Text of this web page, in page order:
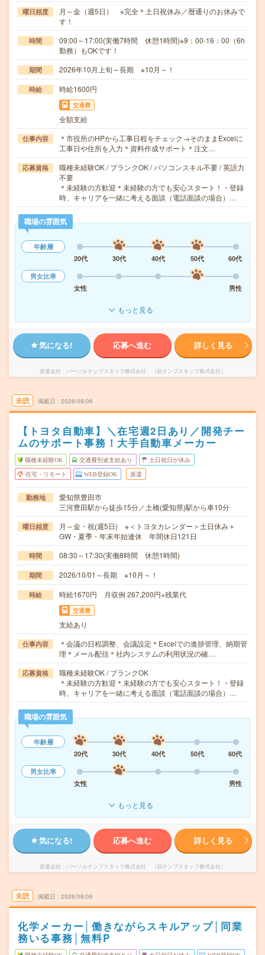
曜日頻度
月～金（週5日） ※完全＊土日祝休み／暦通りのお休みで
す！
時間
09:00～17:00(実働7時間 休憩1時間)※9：00-16：00（6h
勤務）もOKです！
期間 2026年10月上旬～長期 ※10月～！
時給 時給1600円
交通費
全額支給
仕事内容
＊市役所のHPから工事日程をチェック→そのままExcelに
工事日や住所を入力＊資料作成サポート＊注文…
応募資格
職種未経験OK / ブランクOK / パソコンスキル不要 / 英語力
不要
＊未経験の方歓迎＊未経験の方でも安心スタート！・登録
時、キャリアを一緒に考える面談（電話面談の場合）…
職場の雰囲気
年齢層
20代
30代 40代 50代
60代
男女比率
女性
男性
もっと見る
気になる! 応募へ進む 詳しく見る
派遣会社 パーソルテンプスタッフ株式会社 （旧テンプスタッフ株式会社）
未読 掲載日 2026/08/06
【トヨタ自動車】＼在宅週2日あり／開発チー
ムのサポート事務！大手自動車メーカー
職種未経験OK 交通費別途支給あり 土日祝日が休み
在宅・リモート WEB登録OK 派遣
勤務地
愛知県豊田市
三河豊田駅から徒歩15分／土橋(愛知県)駅から車10分
曜日頻度
月～金・祝(週5日) ※＜トヨタカレンダー＞土日休み＋
GW・夏季・年末年始連休 年間休日121日
時間 08:30～17:30(実働8時間 休憩1時間)
期間 2026/10/01～長期 ※10月～！
時給 時給1670円 月収例 267,200円+残業代
交通費
支給あり
仕事内容
＊会議の日程調整、会議設定＊Excelでの進捗管理、納期管
理＊メール配信＊社内システムの利用状況の確…
応募資格
職種未経験OK / ブランクOK
＊未経験の方歓迎＊未経験の方でも安心スタート！・登録
時、キャリアを一緒に考える面談（電話面談の場合）…
職場の雰囲気
年齢層
20代
30代 40代 50代
60代
男女比率
女性
男性
もっと見る
気になる! 応募へ進む 詳しく見る
派遣会社 パーソルテンプスタッフ株式会社 （旧テンプスタッフ株式会社）
未読 掲載日 2026/08/06
化学メーカー│働きながらスキルアップ│同業
務いる事務│無料P